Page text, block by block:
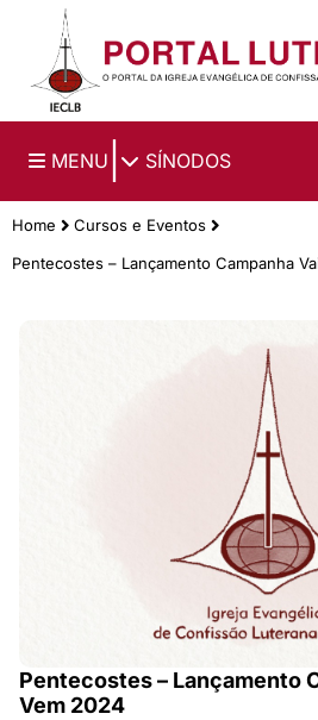
Ir para o conteúdo principal
MENU SÍNODOS
Home
Cursos e Eventos
Pentecostes – Lançamento Campanha
Pentecostes – Lançamento
Vem 2024